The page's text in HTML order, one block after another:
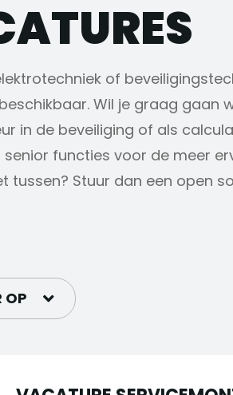
of
Wil je graag gaan
in de beveiliging of als
functies voor de meer
tussen? Stuur dan een open
OP